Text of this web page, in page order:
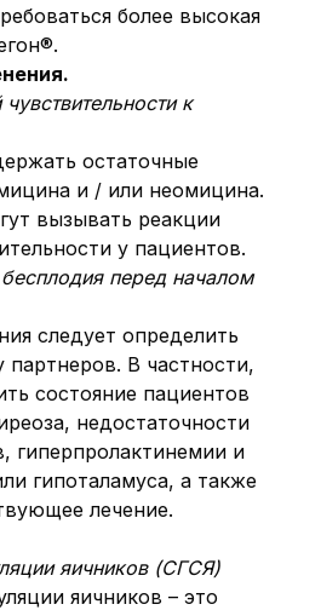
более высокая
к
остаточные
и / или неомицина.
вызывать реакции
у пациентов.
перед началом
следует определить
партнеров. В частности,
состояние пациентов
недостаточности
гиперпролактинемии и
гипоталамуса, а также
лечение.
яичников (СГСЯ)
яичников – это